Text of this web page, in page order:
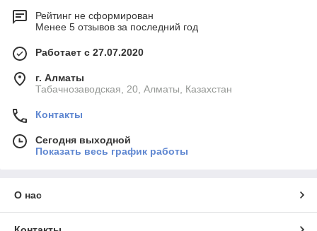
Рейтинг не сформирован
Менее 5 отзывов за последний год
Работает с 27.07.2020
г. Алматы
Табачнозаводская, 20, Алматы, Казахстан
Контакты
Сегодня выходной
Показать весь график работы
О нас